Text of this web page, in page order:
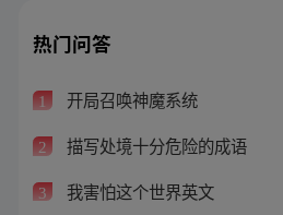
热门问答
1 开局召唤神魔系统
2 描写处境十分危险的成语
3 我害怕这个世界英文